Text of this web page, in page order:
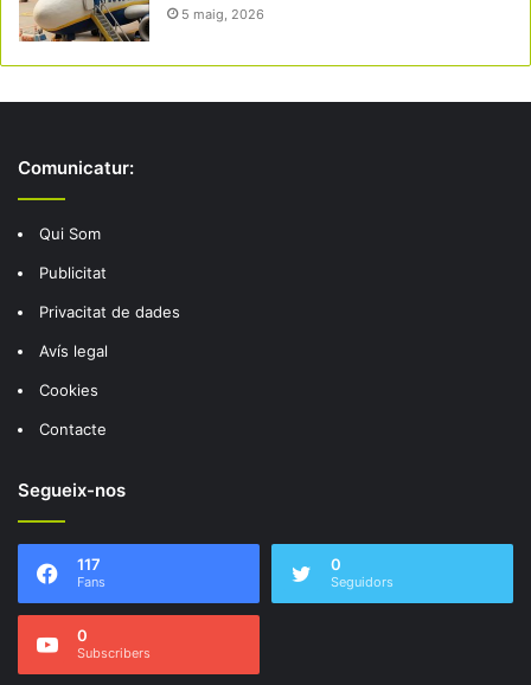
5 maig, 2026
Comunicatur:
Qui Som
Publicitat
Privacitat de dades
Avís legal
Cookies
Contacte
Segueix-nos
117
Fans
0
Seguidors
0
Subscribers